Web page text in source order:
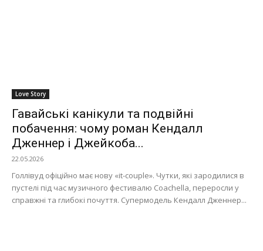
Love Story
Гавайські канікули та подвійні
побачення: чому роман Кендалл
Дженнер і Джейкоба...
22.05.2026
Голлівуд офіційно має нову «it-couple». Чутки, які зародилися в
пустелі під час музичного фестивалю Coachella, переросли у
справжні та глибокі почуття. Супермодель Кендалл Дженнер...